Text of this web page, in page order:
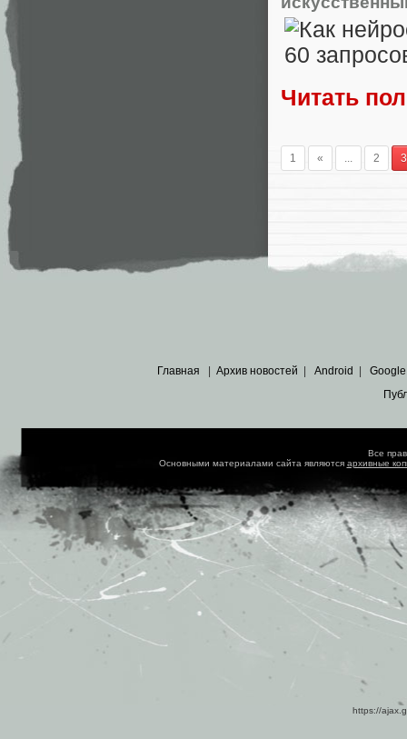
Читать
1 « ... 2 3
Главная | Архив новостей | Android | Google
Все
Основными материалами сайта являются архивные
https://